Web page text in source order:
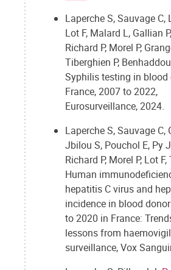
Laperche S, Sauvage C,
Lot F, Malard L, Gallian
Richard P, Morel P,
Tiberghien P,
Syphilis testing in blood
France, 2007 to 2022,
Eurosurveillance, 2024.
Laperche S, Sauvage C,
Jbilou S, Pouchol E, Py
Richard P, Morel P, Lot
Human
hepatitis C virus and
incidence in blood
to 2020 in France:
lessons from
surveillance, Vox